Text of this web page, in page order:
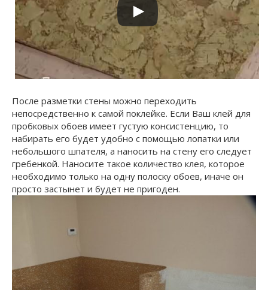
После разметки стены можно переходить
непосредственно к самой поклейке. Если Ваш клей для
пробковых обоев имеет густую консистенцию, то
набирать его будет удобно с помощью лопатки или
небольшого шпателя, а наносить на стену его следует
гребенкой. Наносите такое количество клея, которое
необходимо только на одну полоску обоев, иначе он
просто застынет и будет не пригоден.